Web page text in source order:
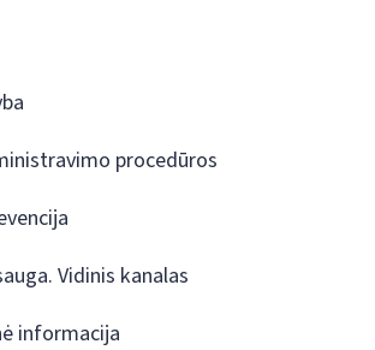
procedūros
Vidinis kanalas
informacija